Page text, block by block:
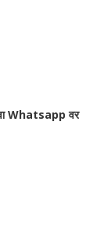
Whatsapp वर